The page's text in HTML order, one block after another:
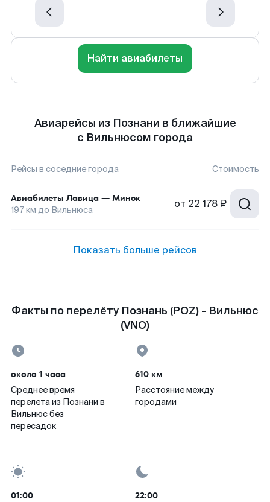
Найти авиабилеты
Авиарейсы из Познани в ближайшие
с Вильнюсом города
Рейсы в соседние города Стоимость
Авиабилеты Лавица — Минск
197км до Вильнюса от 22 178 ₽
Показать больше рейсов
Факты по перелёту Познань (POZ) - Вильнюс
(VNO)
около 1 часа
Среднее время
перелета из Познани в
Вильнюс без
пересадок
610 км
Расстояние между
городами
01:00 22:00